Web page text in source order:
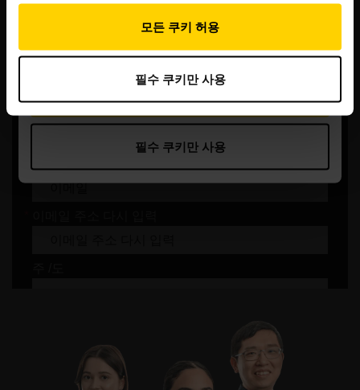
모든 쿠키 허용
필수 쿠키만 사용